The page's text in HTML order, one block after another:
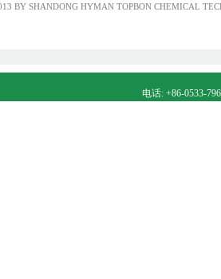
BY SHANDONG HYMAN TOPBON CHEMICAL
电话: +86-0533-